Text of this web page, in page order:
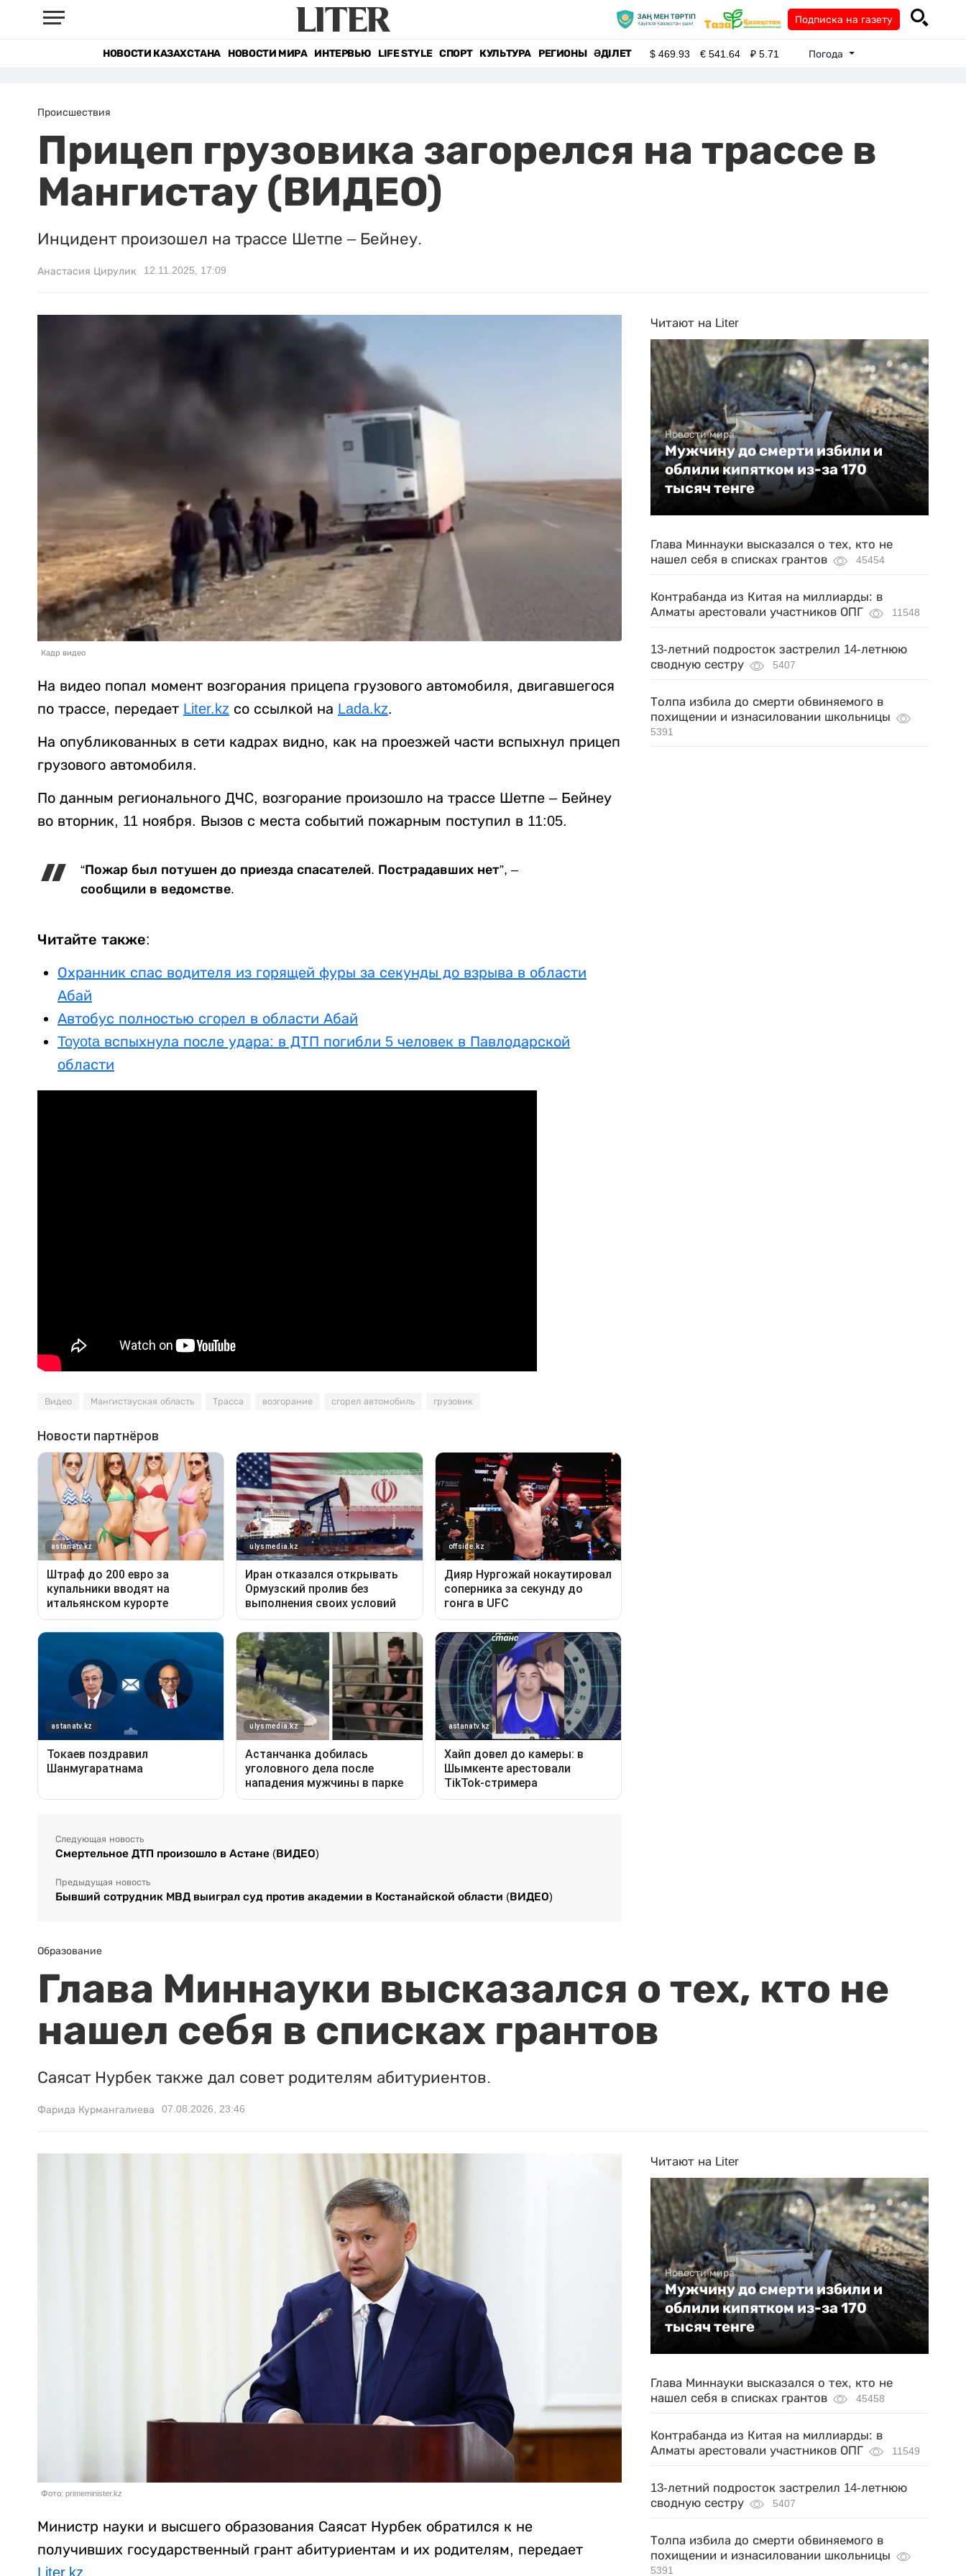
Подписка на газету
НОВОСТИ КАЗАХСТАНА НОВОСТИ МИРА ИНТЕРВЬЮ LIFE STYLE СПОРТ КУЛЬТУРА РЕГИОНЫ ӘДІЛЕТ $469.93 €541.64 ₽5.71 Погода
Происшествия
Прицеп грузовика загорелся на трассе в
Мангистау (ВИДЕО)
Инцидент произошел на трассе Шетпе – Бейнеу.
Анастасия Цирулик 12.11.2025, 17:09
Кадр видео
На видео попал момент возгорания прицепа грузового автомобиля, двигавшегося
по трассе, передает Liter.kz со ссылкой на Lada.kz.
На опубликованных в сети кадрах видно, как на проезжей части вспыхнул прицеп
грузового автомобиля.
По данным регионального ДЧС, возгорание произошло на трассе Шетпе – Бейнеу
во вторник, 11 ноября. Вызов с места событий пожарным поступил в 11:05.
“Пожар был потушен до приезда спасателей. Пострадавших нет”, –
сообщили в ведомстве.
Читайте также:
Охранник спас водителя из горящей фуры за секунды до взрыва в области
Абай
Автобус полностью сгорел в области Абай
Toyota вспыхнула после удара: в ДТП погибли 5 человек в Павлодарской
области
Видео Мангистауская область Трасса возгорание сгорел автомобиль грузовик
Следующая новость
Смертельное ДТП произошло в Астане (ВИДЕО)
Предыдущая новость
Бывший сотрудник МВД выиграл суд против академии в Костанайской области (ВИДЕО)
Читают на Liter
Новости мира
Мужчину до смерти избили и
облили кипятком из-за 170
тысяч тенге
Глава Миннауки высказался о тех, кто не
нашел себя в списках грантов
45454
Контрабанда из Китая на миллиарды: в
Алматы арестовали участников ОПГ
11548
13-летний подросток застрелил 14-летнюю
сводную сестру
5407
Толпа избила до смерти обвиняемого в
похищении и изнасиловании школьницы
5391
Образование
Глава Миннауки высказался о тех, кто не
нашел себя в списках грантов
Саясат Нурбек также дал совет родителям абитуриентов.
Фарида Курмангалиева 07.08.2026, 23:46
Фото: primeminister.kz
Министр науки и высшего образования Саясат Нурбек обратился к не
получивших государственный грант абитуриентам и их родителям, передает
Liter.kz
Читают на Liter
Новости мира
Мужчину до смерти избили и
облили кипятком из-за 170
тысяч тенге
Глава Миннауки высказался о тех, кто не
нашел себя в списках грантов
45458
Контрабанда из Китая на миллиарды: в
Алматы арестовали участников ОПГ
11549
13-летний подросток застрелил 14-летнюю
сводную сестру
5407
Толпа избила до смерти обвиняемого в
похищении и изнасиловании школьницы
5391